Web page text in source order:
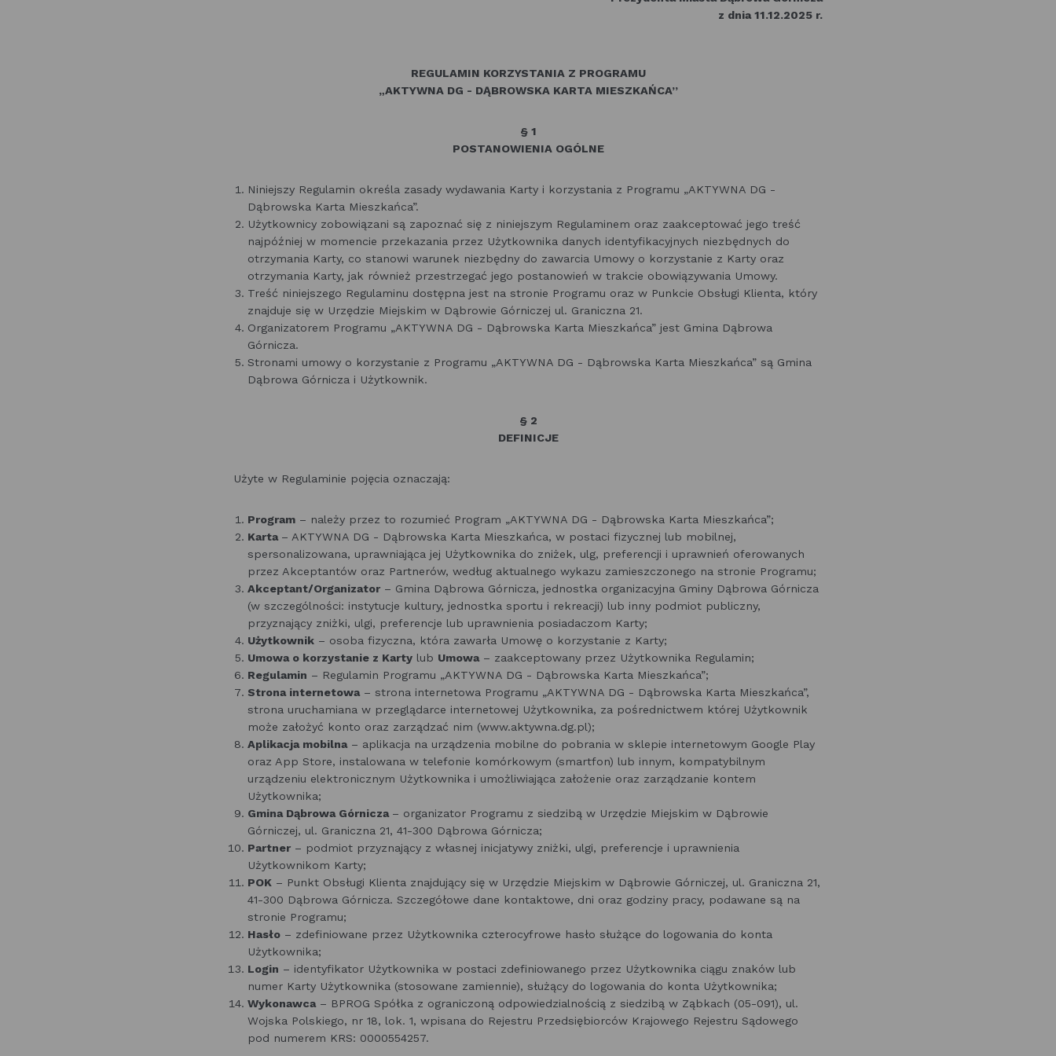
z dnia 11.12.2025 r.
REGULAMIN KORZYSTANIA Z PROGRAMU
„AKTYWNA DG - DĄBROWSKA KARTA MIESZKAŃCA”
§ 1
POSTANOWIENIA OGÓLNE
Niniejszy Regulamin określa zasady wydawania Karty i korzystania z Programu „AKTYWNA DG -
Dąbrowska Karta Mieszkańca”.
Użytkownicy zobowiązani są zapoznać się z niniejszym Regulaminem oraz zaakceptować jego treść
najpóźniej w momencie przekazania przez Użytkownika danych identyfikacyjnych niezbędnych do
otrzymania Karty, co stanowi warunek niezbędny do zawarcia Umowy o korzystanie z Karty oraz
otrzymania Karty, jak również przestrzegać jego postanowień w trakcie obowiązywania Umowy.
Treść niniejszego Regulaminu dostępna jest na stronie Programu oraz w Punkcie Obsługi Klienta, który
znajduje się w Urzędzie Miejskim w Dąbrowie Górniczej ul. Graniczna 21.
Organizatorem Programu „AKTYWNA DG - Dąbrowska Karta Mieszkańca” jest Gmina Dąbrowa
Górnicza.
Stronami umowy o korzystanie z Programu „AKTYWNA DG - Dąbrowska Karta Mieszkańca” są Gmina
Dąbrowa Górnicza i Użytkownik.
§ 2
DEFINICJE
Użyte w Regulaminie pojęcia oznaczają:
Program – należy przez to rozumieć Program „AKTYWNA DG - Dąbrowska Karta Mieszkańca”;
Karta – AKTYWNA DG - Dąbrowska Karta Mieszkańca, w postaci fizycznej lub mobilnej,
spersonalizowana, uprawniająca jej Użytkownika do zniżek, ulg, preferencji i uprawnień oferowanych
przez Akceptantów oraz Partnerów, według aktualnego wykazu zamieszczonego na stronie Programu;
Akceptant/Organizator – Gmina Dąbrowa Górnicza, jednostka organizacyjna Gminy Dąbrowa Górnicza
(w szczególności: instytucje kultury, jednostka sportu i rekreacji) lub inny podmiot publiczny,
przyznający zniżki, ulgi, preferencje lub uprawnienia posiadaczom Karty;
Użytkownik – osoba fizyczna, która zawarła Umowę o korzystanie z Karty;
Umowa o korzystanie z Karty lub Umowa– zaakceptowany przez Użytkownika Regulamin;
Regulamin – Regulamin Programu „AKTYWNA DG - Dąbrowska Karta Mieszkańca”;
Strona internetowa– strona internetowa Programu „AKTYWNA DG - Dąbrowska Karta Mieszkańca”,
strona uruchamiana w przeglądarce internetowej Użytkownika, za pośrednictwem której Użytkownik
może założyć konto oraz zarządzać nim (www.aktywna.dg.pl);
Aplikacja mobilna– aplikacja na urządzenia mobilne do pobrania w sklepie internetowym Google Play
oraz App Store, instalowana w telefonie komórkowym (smartfon) lub innym, kompatybilnym
urządzeniu elektronicznym Użytkownika i umożliwiająca założenie oraz zarządzanie kontem
Użytkownika;
Gmina Dąbrowa Górnicza – organizator Programu z siedzibą w Urzędzie Miejskim w Dąbrowie
Górniczej, ul. Graniczna 21, 41-300 Dąbrowa Górnicza;
Partner – podmiot przyznający z własnej inicjatywy zniżki, ulgi, preferencje i uprawnienia
Użytkownikom Karty;
POK – Punkt Obsługi Klienta znajdujący się w Urzędzie Miejskim w Dąbrowie Górniczej, ul. Graniczna 21,
41-300 Dąbrowa Górnicza. Szczegółowe dane kontaktowe, dni oraz godziny pracy, podawane są na
stronie Programu;
Hasło – zdefiniowane przez Użytkownika czterocyfrowe hasło służące do logowania do konta
Użytkownika;
Login – identyfikator Użytkownika w postaci zdefiniowanego przez Użytkownika ciągu znaków lub
numer Karty Użytkownika (stosowane zamiennie), służący do logowania do konta Użytkownika;
Wykonawca– BPROG Spółka z ograniczoną odpowiedzialnością z siedzibą w Ząbkach (05-091), ul.
Wojska Polskiego, nr 18, lok. 1, wpisana do Rejestru Przedsiębiorców Krajowego Rejestru Sądowego
pod numerem KRS: 0000554257.